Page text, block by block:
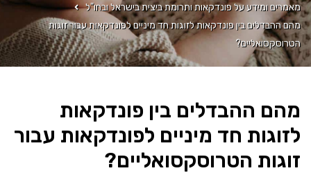
מאמרים ומידע על פונדקאות ותרומת ביצית בישראל ובחו"ל
מהם ההבדלים בין פונדקאות לזוגות חד מיניים לפונדקאות עבור זוגות
הטרוסקסואליים?
מהם ההבדלים בין פונדקאות
לזוגות חד מיניים לפונדקאות עבור
זוגות הטרוסקסואליים?